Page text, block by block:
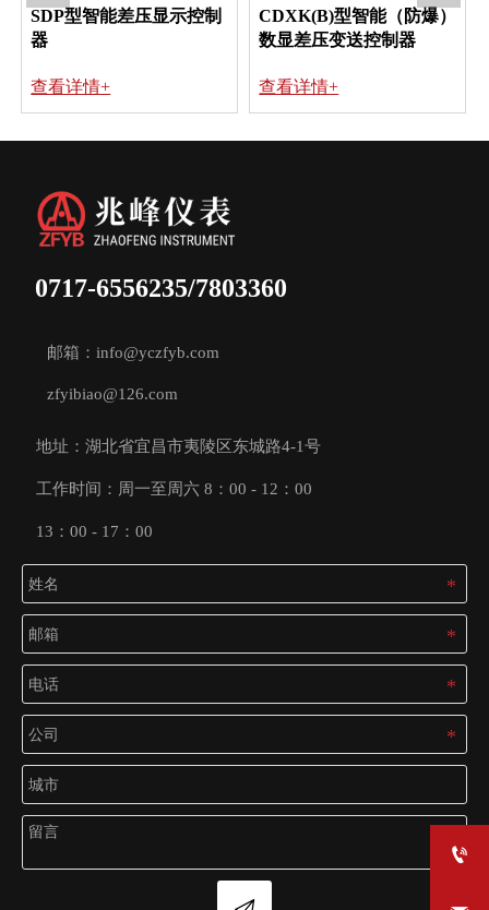
SDP型智能差压显示控制
器
查看详情+
CDXK(B)型智能（防爆）
数显差压变送控制器
查看详情+
0717-6556235/7803360
邮箱：info@yczfyb.com
zfyibiao@126.com
地址：湖北省宜昌市夷陵区东城路4-1号
工作时间：周一至周六 8：00 - 12：00
13：00 - 17：00
